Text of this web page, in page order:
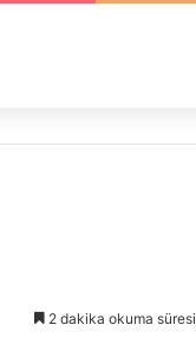
2 dakika okuma süresi